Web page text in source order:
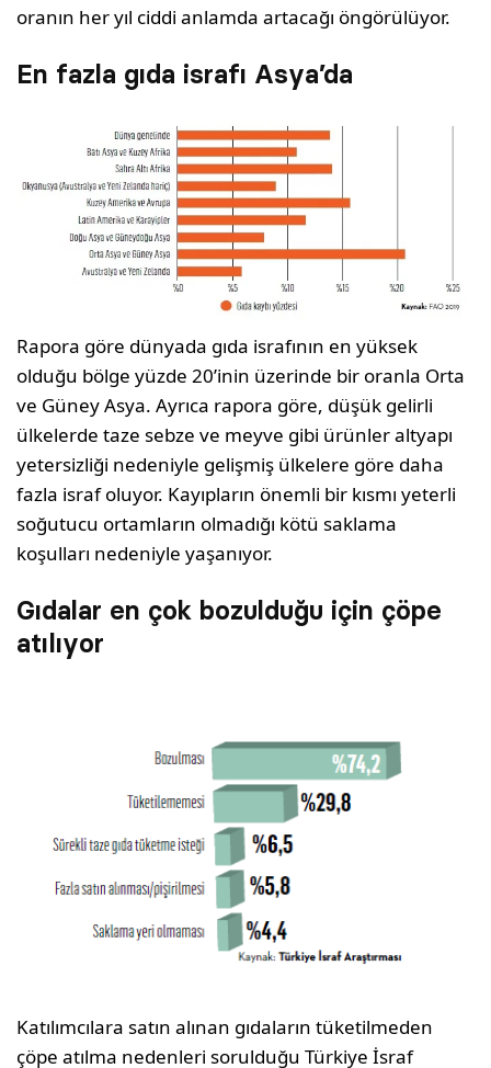
oranın her yıl ciddi anlamda artacağı öngörülüyor.
En fazla gıda israfı Asya’da
Rapora göre dünyada gıda israfının en yüksek
olduğu bölge yüzde 20’inin üzerinde bir oranla Orta
ve Güney Asya. Ayrıca rapora göre, düşük gelirli
ülkelerde taze sebze ve meyve gibi ürünler altyapı
yetersizliği nedeniyle gelişmiş ülkelere göre daha
fazla israf oluyor. Kayıpların önemli bir kısmı yeterli
soğutucu ortamların olmadığı kötü saklama
koşulları nedeniyle yaşanıyor.
Gıdalar en çok bozulduğu için çöpe
atılıyor
Katılımcılara satın alınan gıdaların tüketilmeden
çöpe atılma nedenleri sorulduğu Türkiye İsraf